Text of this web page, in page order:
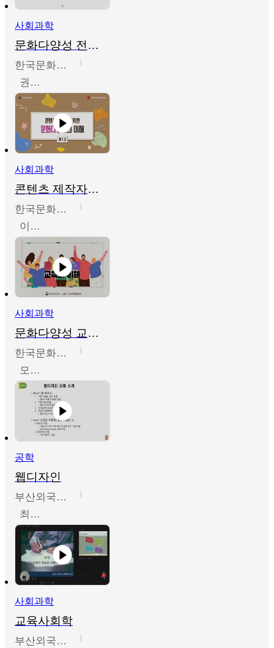
사회과학
문화다양성 전문인력 양성 기본과정 - 문화다양성의 이해
한국문화예술교육진흥원
권숙인 외 8명
사회과학
콘텐츠 제작자를 위한 문화다양성의 이해
한국문화예술교육진흥원
이성민
사회과학
문화다양성 교육의 이해
한국문화예술교육진흥원
모경환,성상환,정문성
공학
웹디자인
부산외국어대학교
최진오
사회과학
교육사회학
부산외국어대학교